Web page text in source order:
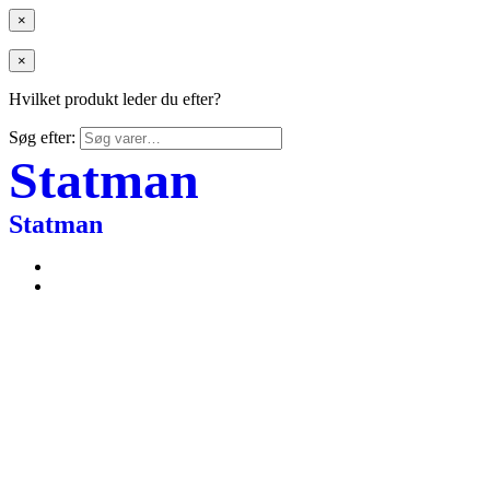
×
×
Hvilket produkt leder du efter?
Søg efter:
Statman
Statman